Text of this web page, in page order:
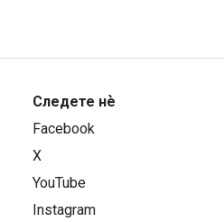
Следете нѐ
Facebook
X
YouTube
Instagram